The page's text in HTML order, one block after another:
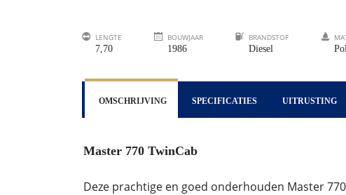
LENGTE
7,70
BOUWJAAR
1986
BRANDSTOF
Diesel
OMSCHRIJVING SPECIFICATIES UITRUSTING
Master 770 TwinCab
Deze prachtige en goed onderhouden Master